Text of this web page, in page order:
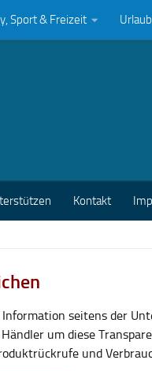
Sport & Freizeit
Kontakt
seitens der
um diese
und